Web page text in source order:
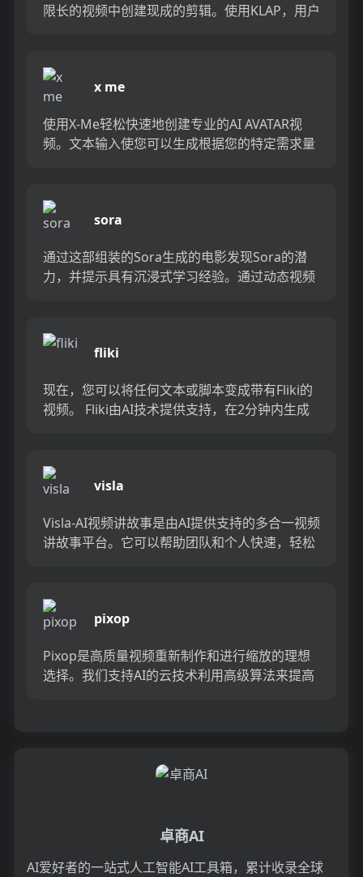
限长的视频中创建现成的剪辑。使用KLAP，用户
x me
使用X-Me轻松快速地创建专业的AI AVATAR视
频。文本输入使您可以生成根据您的特定需求量
sora
通过这部组装的Sora生成的电影发现Sora的潜
力，并提示具有沉浸式学习经验。通过动态视频
fliki
现在，您可以将任何文本或脚本变成带有Fliki的
视频。 Fliki由AI技术提供支持，在2分钟内生成
visla
Visla-AI视频讲故事是由AI提供支持的多合一视频
讲故事平台。它可以帮助团队和个人快速，轻松
pixop
Pixop是高质量视频重新制作和进行缩放的理想
选择。我们支持AI的云技术利用高级算法来提高
卓商AI
AI爱好者的一站式人工智能AI工具箱，累计收录全球